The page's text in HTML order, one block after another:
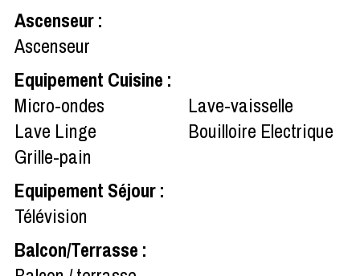
Ascenseur:
Ascenseur
Equipement Cuisine :
Micro-ondes
Lave-vaisselle
Lave Linge
Bouilloire Electrique
Grille-pain
Equipement Séjour:
Télévision
Balcon/Terrasse :